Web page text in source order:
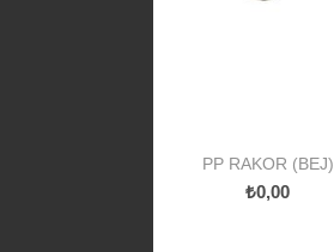
PP RAKOR (BEJ)
₺0,00